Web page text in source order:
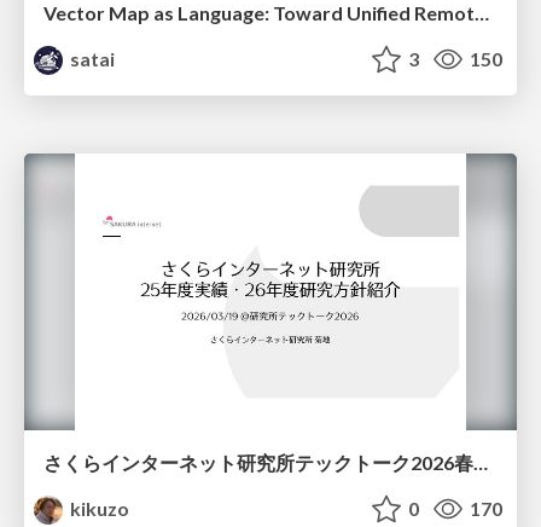
Vector Map as Language: Toward Unified Remote Sensing Vector Mapping
satai
3 150
さくらインターネット研究所テックトーク2026春、研究開発Gr.25年度成果26年度方針
kikuzo
0 170